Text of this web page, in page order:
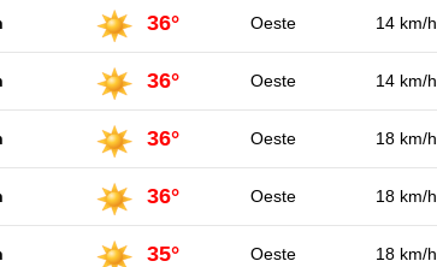
36° Oeste 14 km/h
36° Oeste 14 km/h
36° Oeste 18 km/h
36° Oeste 18 km/h
35° Oeste 18 km/h